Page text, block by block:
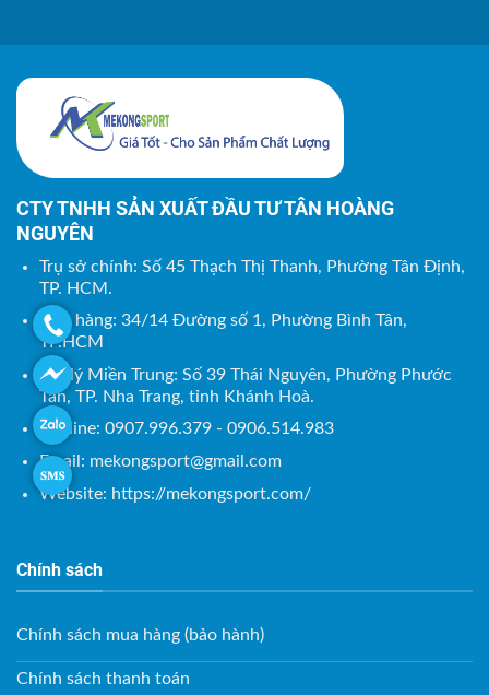
CTY TNHH SẢN XUẤT ĐẦU TƯ TÂN HOÀNG
NGUYÊN
Trụ sở chính: Số 45 Thạch Thị Thanh, Phường Tân Định,
TP. HCM.
Kho hàng: 34/14 Đường số 1, Phường Bình Tân,
TP.HCM
Đại lý Miền Trung: Số 39 Thái Nguyên, Phường Phước
Tân, TP. Nha Trang, tỉnh Khánh Hoà.
Hotline: 0907.996.379 - 0906.514.983
Email: mekongsport@gmail.com
Website: https://mekongsport.com/
Chính sách
Chính sách mua hàng (bảo hành)
Chính sách thanh toán